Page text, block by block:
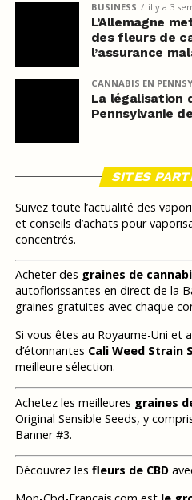
BUSINESS il y a 3
L’Allemagne
des fleurs de
l’assurance
CANNABIS EN
La légalisation
Pennsylvanie
SITES
Suivez toute l’actualité des
et conseils d’achats pour
concentrés.
Acheter des graines de
autoflorissantes en direct de la
graines gratuites avec chaque
Si vous êtes au Royaume-Uni et
d’étonnantes Cali Weed Strain
meilleure sélection.
Achetez les meilleures graines
Original Sensible Seeds, y
Banner #3.
Découvrez les fleurs de CBD